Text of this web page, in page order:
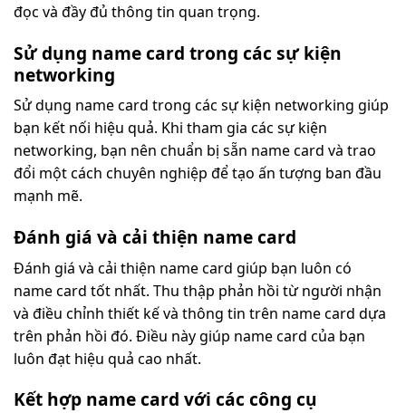
đọc và đầy đủ thông tin quan trọng.
Sử dụng name card trong các sự kiện
networking
Sử dụng name card trong các sự kiện networking giúp
bạn kết nối hiệu quả. Khi tham gia các sự kiện
networking, bạn nên chuẩn bị sẵn name card và trao
đổi một cách chuyên nghiệp để tạo ấn tượng ban đầu
mạnh mẽ.
Đánh giá và cải thiện name card
Đánh giá và cải thiện name card giúp bạn luôn có
name card tốt nhất. Thu thập phản hồi từ người nhận
và điều chỉnh thiết kế và thông tin trên name card dựa
trên phản hồi đó. Điều này giúp name card của bạn
luôn đạt hiệu quả cao nhất.
Kết hợp name card với các công cụ